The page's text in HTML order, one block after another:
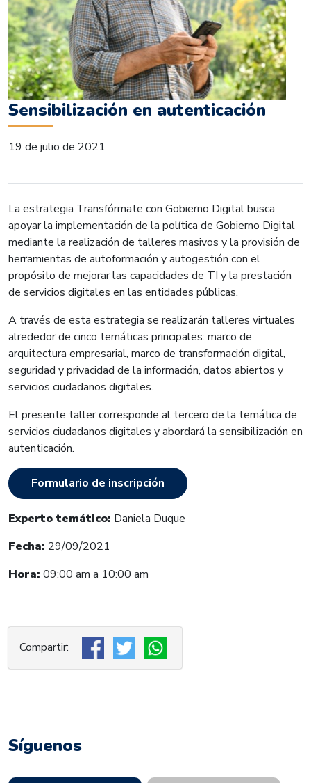
Sensibilización en autenticación
19 de julio de 2021
La estrategia Transfórmate con Gobierno Digital busca
apoyar la implementación de la política de Gobierno Digital
mediante la realización de talleres masivos y la provisión de
herramientas de autoformación y autogestión con el
propósito de mejorar las capacidades de TI y la prestación
de servicios digitales en las entidades públicas.
A través de esta estrategia se realizarán talleres virtuales
alrededor de cinco temáticas principales: marco de
arquitectura empresarial, marco de transformación digital,
seguridad y privacidad de la información, datos abiertos y
servicios ciudadanos digitales.
El presente taller corresponde al tercero de la temática de
servicios ciudadanos digitales y abordará la sensibilización en
autenticación.
Formulario de inscripción
Experto temático: Daniela Duque
Fecha: 29/09/2021
Hora: 09:00 am a 10:00 am
Síguenos